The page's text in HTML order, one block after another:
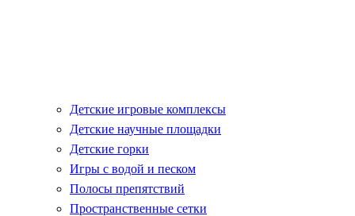
Детские игровые комплексы
Детские научные площадки
Детские горки
Игры с водой и песком
Полосы препятствий
Пространственные сетки